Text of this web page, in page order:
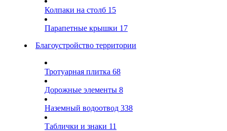
Колпаки на столб 15
Парапетные крышки 17
Благоустройство территории
Тротуарная плитка 68
Дорожные элементы 8
Наземный водоотвод 338
Таблички и знаки 11